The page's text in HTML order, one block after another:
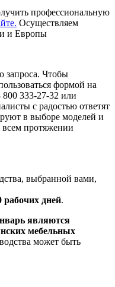
профессиональную
Осуществляем
и Европы
запроса. Чтобы
формой на
800 333-27-32 или
с радостью ответят
в выборе моделей и
всем протяжении
выбранной вами,
рабочих дней.
являются
мебельных
может быть